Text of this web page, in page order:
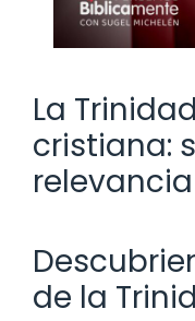
La
cristiana:
relevancia
de la